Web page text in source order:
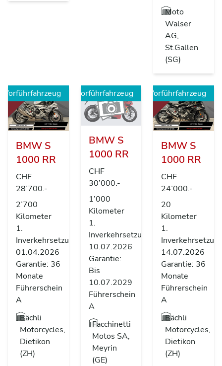
Moto
Walser
AG,
St.Gallen
(SG)
Vorführfahrzeug
BMW S
1000 RR
CHF
28’700.-
2’700
Kilometer
1.
Inverkehrsetzung
01.04.2026
Garantie: 36
Monate
Führerschein
A
Bächli
Motorcycles,
Dietikon
(ZH)
Vorführfahrzeug
BMW S
1000 RR
CHF
30’000.-
1’000
Kilometer
1.
Inverkehrsetzung
10.07.2026
Garantie:
Bis
10.07.2029
Führerschein
A
Facchinetti
Motos SA,
Meyrin
(GE)
Vorführfahrzeug
BMW S
1000 RR
CHF
24’000.-
20
Kilometer
1.
14.07.2026
Garantie: 36
Monate
Führerschein
A
Bächli
Motorcycles,
Dietikon
(ZH)